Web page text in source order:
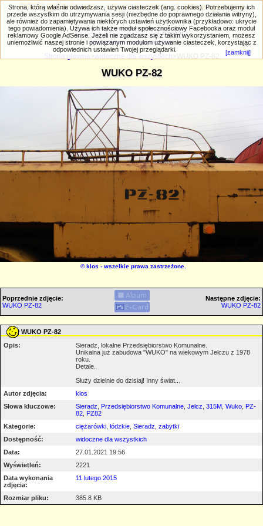
PRIV.gtlodz.eu - czyli trochę ;) inna galeria
Wyszukiwanie zaawansowane
Strona główna widoczne dla wszystkich >WUKO PZ-82
WUKO PZ-82
©klos - wszelkie prawa zastrzeżone.
Poprzednie zdjęcie:
WUKO PZ-82
Następne zdjęcie:
WUKO PZ-82
WUKO PZ-82
Opis:
Sieradz, lokalne Przedsiębiorstwo Komunalne.
Unikalna już zabudowa "WUKO" na wiekowym Jelczu z 1978
roku.
Detale.
Służy dzielnie do dzisiaj! Inny świat...
Autor zdjęcia:
klos
Słowa kluczowe:
Sieradz Przedsiębiorstwo Komunalne Jelcz 315M Wuko
PZ-
82
PZ82
Kategorie:
ciężarówki łódzkie Sieradz zabytki
Dostępność:
widoczne dla wszystkich
Data:
27.01.2021 19:56
Wyświetleń:
2221
Data wykonania
zdjęcia:
11 lutego 2015
Rozmiar pliku: 385.8 KB
Strona, którą właśnie odwiedzasz, używa ciasteczek (ang. cookies). Potrzebujemy ich
przede wszystkim do utrzymywania sesji (niezbędne do poprawnego działania witryny),
ale również do zapamiętywania niektórych ustawień użytkownika (przykładowo: ukrycie
tego powiadomienia). Używa ich także moduł społecznościowy Facebooka oraz moduł
reklamowy Google AdSense. Jeżeli nie zgadzasz się z takim wykorzystaniem, możesz
uniemożliwić naszej stronie i powiązanym modułom używanie ciasteczek, korzystając z
odpowiednich ustawień Twojej przeglądarki.
[zamknij]